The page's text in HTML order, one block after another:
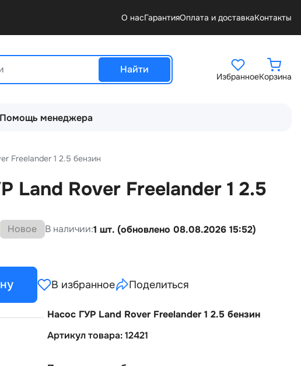
О насГарантияОплата и доставкаКонтакты
Найти
ИзбранноеКорзина
Помощь менеджера
Freelander 1 2.5 бензин
Land Rover Freelander 1 2.5
Новое В наличии:1 шт. (обновлено 08.08.2026 15:52)
В избранное Поделиться
Насос ГУР Land Rover Freelander 1 2.5 бензин
Артикул товара: 12421